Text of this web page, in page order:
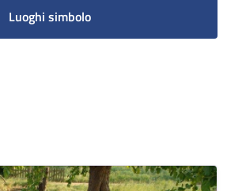
Luoghi simbolo